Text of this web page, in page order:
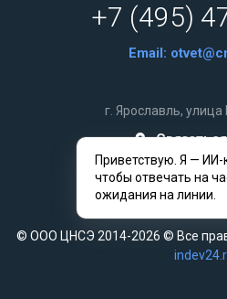
+7 (495)
Email:
г. Ярославль, улица
© ООО ЦНСЭ 2014-2026 © Все
Приветствую. Я — ИИ-
чтобы отвечать на
ожидания на линии.